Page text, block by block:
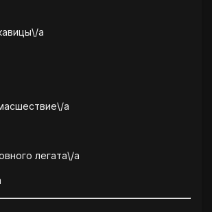
a
a
легата\/a